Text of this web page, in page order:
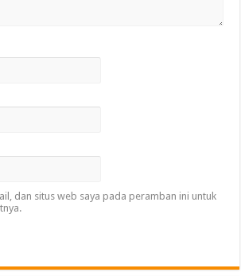
dan situs web saya pada peramban ini untuk